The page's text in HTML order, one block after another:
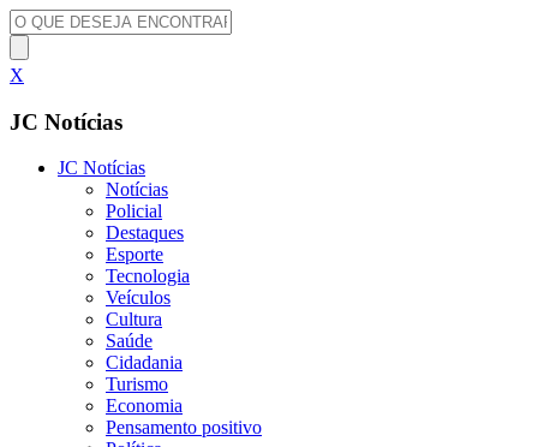
X
JC Notícias
JC Notícias
Notícias
Policial
Destaques
Esporte
Tecnologia
Veículos
Cultura
Saúde
Cidadania
Turismo
Economia
Pensamento positivo